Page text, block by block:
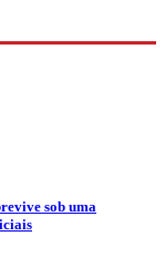
sob uma